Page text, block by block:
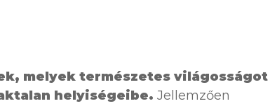
melyek természetes világosságot
helyiségeibe. Jellemzően